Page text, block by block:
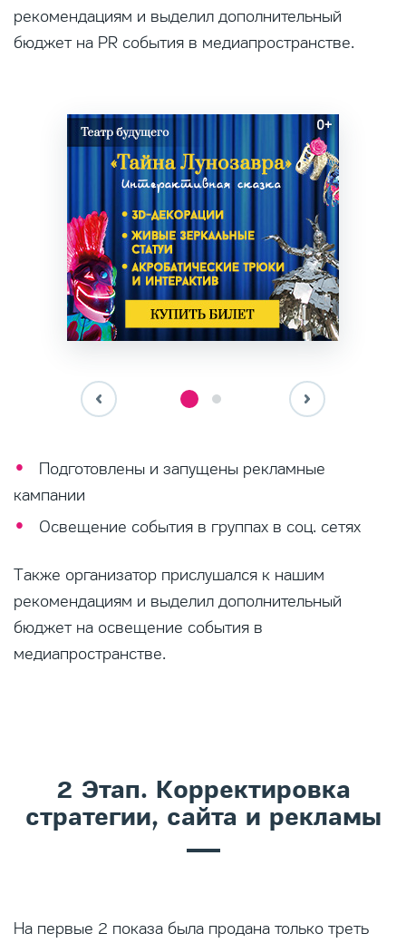
рекомендациям и выделил дополнительный
бюджет на PR события в медиапространстве.
Подготовлены и запущены рекламные
кампании
Освещение события в группах в соц. сетях
Также организатор прислушался к нашим
рекомендациям и выделил дополнительный
бюджет на освещение события в
медиапространстве.
2 Этап. Корректировка
стратегии, сайта и рекламы
На первые 2 показа была продана только треть